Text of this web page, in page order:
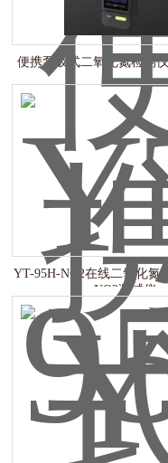
便携泵吸式二氧化氮检测
YT-95H-NO2在线二氧化氮
NO2测试仪